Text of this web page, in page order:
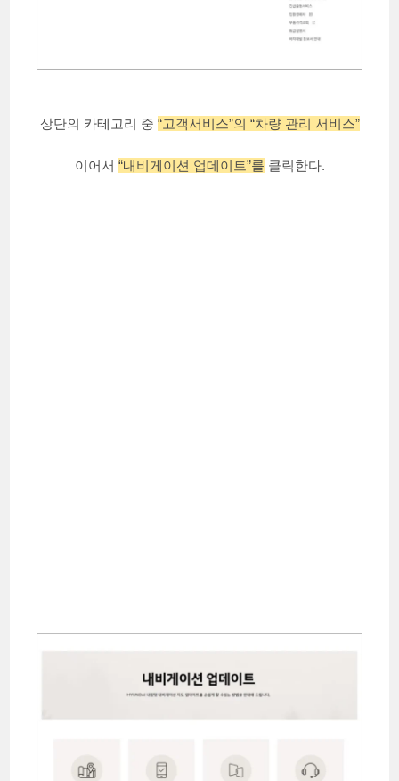
상단의 카테고리 중 “고객서비스”의 “차량 관리 서비스”
이어서 “내비게이션 업데이트”를 클릭한다.